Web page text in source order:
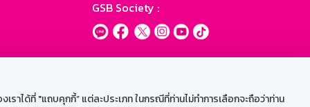
ได้ที่ "แถบคุกกี้” แต่ละประเภท ในกรณีที่ท่านไม่ทำการเลือกจะถือว่าท่าน
GSB Society :